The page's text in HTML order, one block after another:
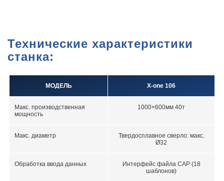
Технические характеристики
станка:
МОДЕЛЬ X-one 106
Макс. производственная
мощность
1000×600мм 40т
Макс. диаметр
Твердосплавное сверло: макс.
Ø32
Обработка ввода данных
Интерфейс файла CAP (18
шаблонов)